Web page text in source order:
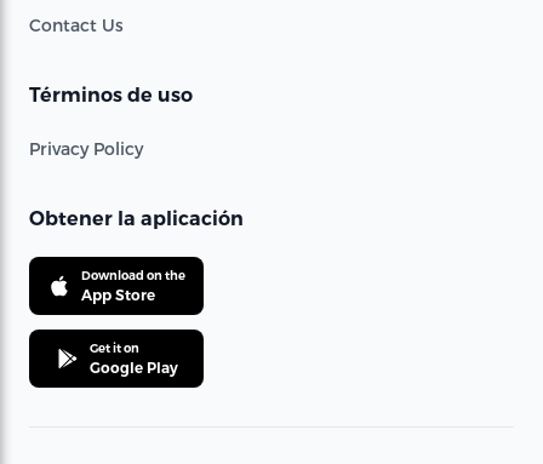
Contact Us
Términos de uso
Privacy Policy
Obtener la aplicación
Download on the
App Store
Get it on
Google Play